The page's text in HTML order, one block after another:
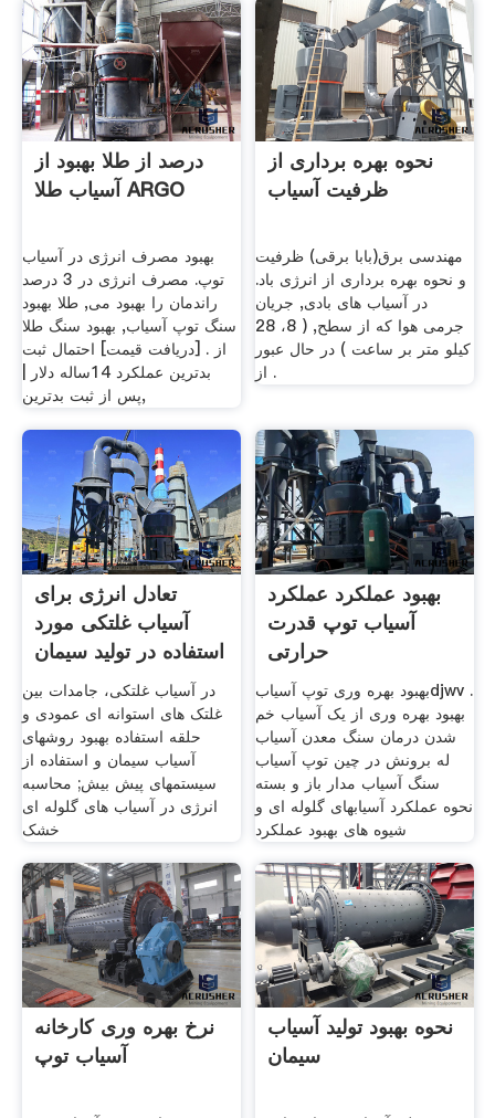
درصد از طلا بهبود از
آسیاب طلا ARGO
بهبود مصرف انرژی در آسیاب
توپ. مصرف انرژی در 3 درصد
راندمان را بهبود می, طلا بهبود
سنگ توپ آسیاب, بهبود سنگ طلا
از . [دریافت قیمت] احتمال ثبت
بدترین عملکرد 14ساله دلار |
پس از ثبت بدترین,
نحوه بهره برداری از
ظرفیت آسیاب
مهندسی برق(بابا برقی) ظرفیت
و نحوه بهره برداری از انرژی باد.
در آسیاب های بادی, جریان
جرمی هوا که از سطح, ( 8، 28
کیلو متر بر ساعت ) در حال عبور
از .
تعادل انرژی برای
آسیاب غلتکی مورد
استفاده در تولید سیمان
در آسیاب غلتکی، جامدات بین
غلتک های استوانه ای عمودی و
حلقه استفاده بهبود روشهای
آسیاب سیمان و استفاده از
سیستمهای پیش بیش; محاسبه
انرژی در آسیاب های گلوله ای
خشک
بهبود عملکرد عملکرد
آسیاب توپ قدرت
حرارتی
بهبود بهره وری توپ آسیابdjwv .
بهبود بهره وری از یک آسیاب خم
شدن درمان سنگ معدن آسیاب
له برونش در چین توپ آسیاب
سنگ آسیاب مدار باز و بسته
نحوه عملکرد آسيابهای گلوله ای و
شيوه های بهبود عملکرد
نرخ بهره وری کارخانه
آسیاب توپ
نحوه بهبود تولید آسیاب
سیمان